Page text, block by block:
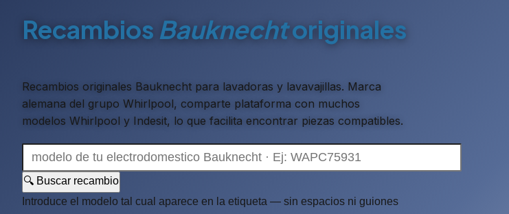
Recambios Bauknechtoriginales
Recambios originales Bauknecht para lavadoras y lavavajillas. Marca
alemana del grupo Whirlpool, comparte plataforma con muchos
modelos Whirlpool y Indesit, lo que facilita encontrar piezas compatibles.
🔍 Buscar recambio
Introduce el modelo tal cual aparece en la etiqueta — sin espacios ni guiones